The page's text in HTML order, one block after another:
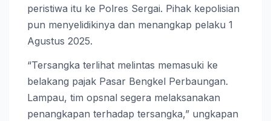
peristiwa itu ke Polres Sergai. Pihak kepolisian
pun menyelidikinya dan menangkap pelaku 1
Agustus 2025.
“Tersangka terlihat melintas memasuki ke
belakang pajak Pasar Bengkel Perbaungan.
Lampau, tim opsnal segera melaksanakan
penangkapan terhadap tersangka,” ungkapan